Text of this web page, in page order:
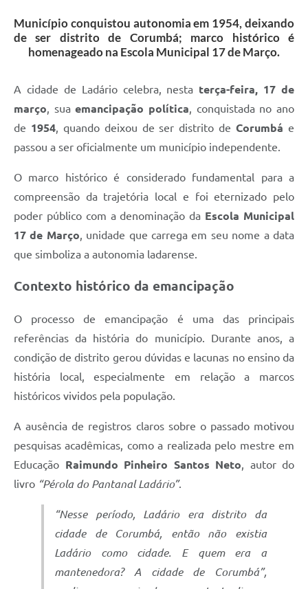
Município conquistou autonomia em 1954, deixando
de ser distrito de Corumbá; marco histórico é
homenageado na Escola Municipal 17 de Março.
A cidade de Ladário celebra, nesta terça-feira, 17 de
março, suaemancipação política, conquistada no ano
de 1954, quando deixou de ser distrito deCorumbá e
passou a ser oficialmente um município independente.
O marco histórico é considerado fundamental para a
compreensão da trajetória local e foi eternizado pelo
poder público com a denominação da Escola Municipal
17 de Março, unidade que carrega em seu nome a data
que simboliza a autonomia ladarense.
Contexto histórico da emancipação
O processo de emancipação é uma das principais
referências da história do município. Durante anos, a
condição de distrito gerou dúvidas e lacunas no ensino da
história local, especialmente em relação a marcos
históricos vividos pela população.
A ausência de registros claros sobre o passado motivou
pesquisas acadêmicas, como a realizada pelo mestre em
Educação Raimundo Pinheiro Santos Neto , autor do
livro “Pérola do Pantanal Ladário”.
“Nesse período, Ladário era distrito da
cidade de Corumbá, então não existia
Ladário como cidade. E quem era a
mantenedora? A cidade de Corumbá”,